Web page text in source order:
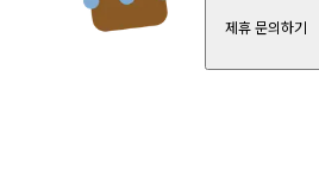
제휴 문의하기